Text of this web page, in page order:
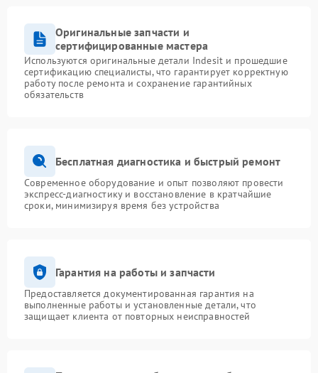
Оригинальные запчасти и
сертифицированные мастера
Используются оригинальные детали Indesit и прошедшие
сертификацию специалисты, что гарантирует корректную
работу после ремонта и сохранение гарантийных
обязательств
Бесплатная диагностика и быстрый ремонт
Современное оборудование и опыт позволяют провести
экспресс-диагностику и восстановление в кратчайшие
сроки, минимизируя время без устройства
Гарантия на работы и запчасти
Предоставляется документированная гарантия на
выполненные работы и установленные детали, что
защищает клиента от повторных неисправностей